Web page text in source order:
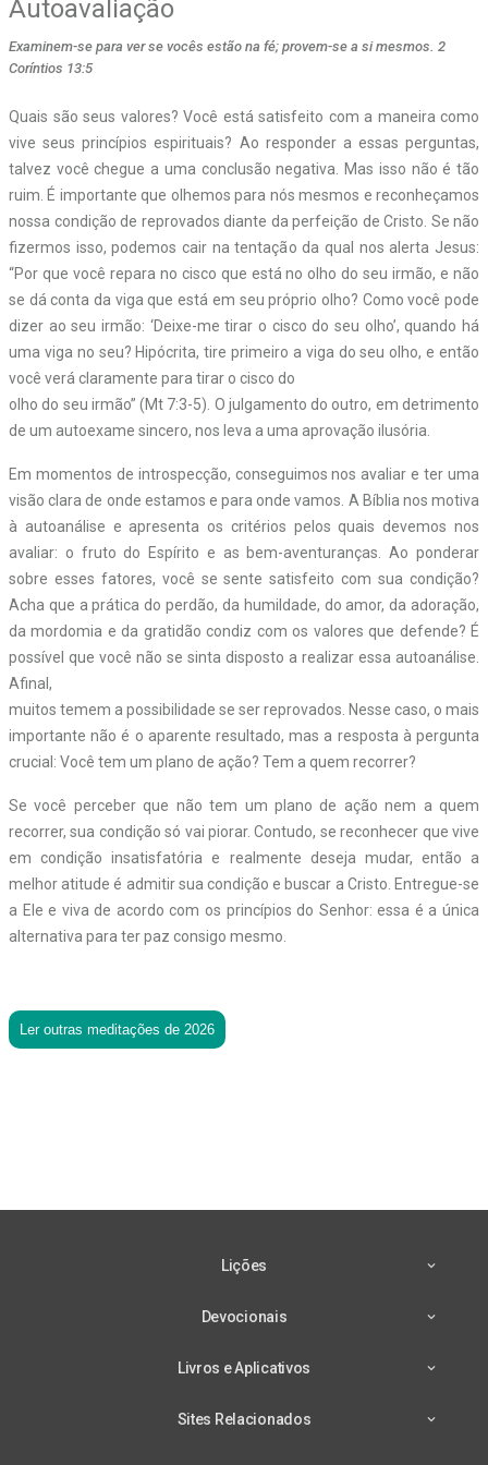
Autoavaliação
Examinem-se para ver se vocês estão na fé; provem-se a si mesmos. 2
Coríntios 13:5
Quais são seus valores? Você está satisfeito com a maneira como
vive seus princípios espirituais? Ao responder a essas perguntas,
talvez você chegue a uma conclusão negativa. Mas isso não é tão
ruim. É importante que olhemos para nós mesmos e reconheçamos
nossa condição de reprovados diante da perfeição de Cristo. Se não
fizermos isso, podemos cair na tentação da qual nos alerta Jesus:
“Por que você repara no cisco que está no olho do seu irmão, e não
se dá conta da viga que está em seu próprio olho? Como você pode
dizer ao seu irmão: ‘Deixe-me tirar o cisco do seu olho’, quando há
uma viga no seu? Hipócrita, tire primeiro a viga do seu olho, e então
você verá claramente para tirar o cisco do
olho do seu irmão” (Mt 7:3-5). O julgamento do outro, em detrimento
de um autoexame sincero, nos leva a uma aprovação ilusória.
Em momentos de introspecção, conseguimos nos avaliar e ter uma
visão clara de onde estamos e para onde vamos. A Bíblia nos motiva
à autoanálise e apresenta os critérios pelos quais devemos nos
avaliar: o fruto do Espírito e as bem-aventuranças. Ao ponderar
sobre esses fatores, você se sente satisfeito com sua condição?
Acha que a prática do perdão, da humildade, do amor, da adoração,
da mordomia e da gratidão condiz com os valores que defende? É
possível que você não se sinta disposto a realizar essa autoanálise.
Afinal,
muitos temem a possibilidade se ser reprovados. Nesse caso, o mais
importante não é o aparente resultado, mas a resposta à pergunta
crucial: Você tem um plano de ação? Tem a quem recorrer?
Se você perceber que não tem um plano de ação nem a quem
recorrer, sua condição só vai piorar. Contudo, se reconhecer que vive
em condição insatisfatória e realmente deseja mudar, então a
melhor atitude é admitir sua condição e buscar a Cristo. Entregue-se
a Ele e viva de acordo com os princípios do Senhor: essa é a única
alternativa para ter paz consigo mesmo.
Ler outras meditações de 2026
Lições
Devocionais
Livros e Aplicativos
Sites Relacionados